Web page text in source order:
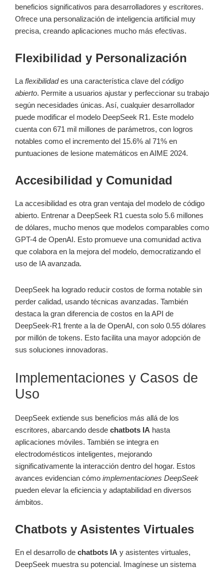
beneficios significativos para desarrolladores y escritores.
Ofrece una personalización de inteligencia artificial muy
precisa, creando aplicaciones mucho más efectivas.
Flexibilidad y Personalización
La flexibilidades una característica clave del código
abierto. Permite a usuarios ajustar y perfeccionar su trabajo
según necesidades únicas. Así, cualquier desarrollador
puede modificar el modelo DeepSeek R1. Este modelo
cuenta con 671 mil millones de parámetros, con logros
notables como el incremento del 15.6% al 71% en
puntuaciones de lesione matemáticos en AIME 2024.
Accesibilidad y Comunidad
La accesibilidad es otra gran ventaja del modelo de código
abierto. Entrenar a DeepSeek R1 cuesta solo 5.6 millones
de dólares, mucho menos que modelos comparables como
GPT-4 de OpenAI. Esto promueve una comunidad activa
que colabora en la mejora del modelo, democratizando el
uso de IA avanzada.
DeepSeek ha logrado reducir costos de forma notable sin
perder calidad, usando técnicas avanzadas. También
destaca la gran diferencia de costos en la API de
DeepSeek-R1 frente a la de OpenAI, con solo 0.55 dólares
por millón de tokens. Esto facilita una mayor adopción de
sus soluciones innovadoras.
Implementaciones y Casos de
Uso
DeepSeek extiende sus beneficios más allá de los
escritores, abarcando desde chatbots IA hasta
aplicaciones móviles. También se integra en
electrodomésticos inteligentes, mejorando
significativamente la interacción dentro del hogar. Estos
avances evidencian cómo implementaciones DeepSeek
pueden elevar la eficiencia y adaptabilidad en diversos
ámbitos.
Chatbots y Asistentes Virtuales
En el desarrollo de chatbots IA y asistentes virtuales,
DeepSeek muestra su potencial. Imagínese un sistema